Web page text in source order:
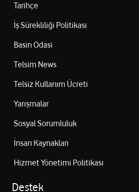
Tarihçe
İş Sürekliliği Politikası
Basin Odasi
Telsim News
Telsiz Kullanım Ücreti
Yarışmalar
Sosyal Sorumluluk
İnsan Kaynakları
Hizmet Yönetimi Politikası
Destek